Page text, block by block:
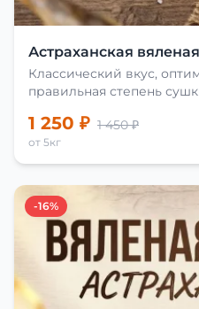
Астраханская
Классический вкус,
правильная степень
1 250 ₽ 1 450 ₽
от 5кг
-16%